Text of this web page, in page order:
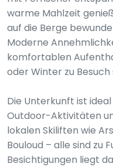
warme Mahlzeit
auf die Berge
Moderne
komfortablen
oder Winter zu Besuch
Die Unterkunft ist
Outdoor-Aktivitäten
lokalen Skiliften wie
Bouloud – alle sind zu
Besichtigungen liegt